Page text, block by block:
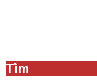
Tìm